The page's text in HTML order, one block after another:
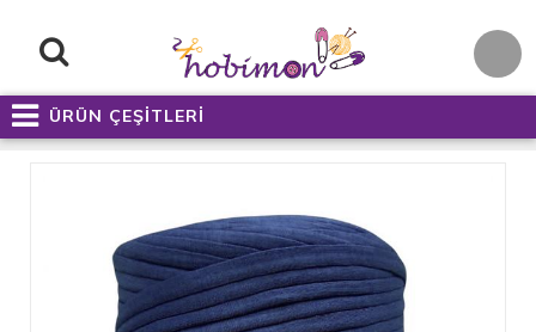
ÜRÜN ÇEŞİTLERİ